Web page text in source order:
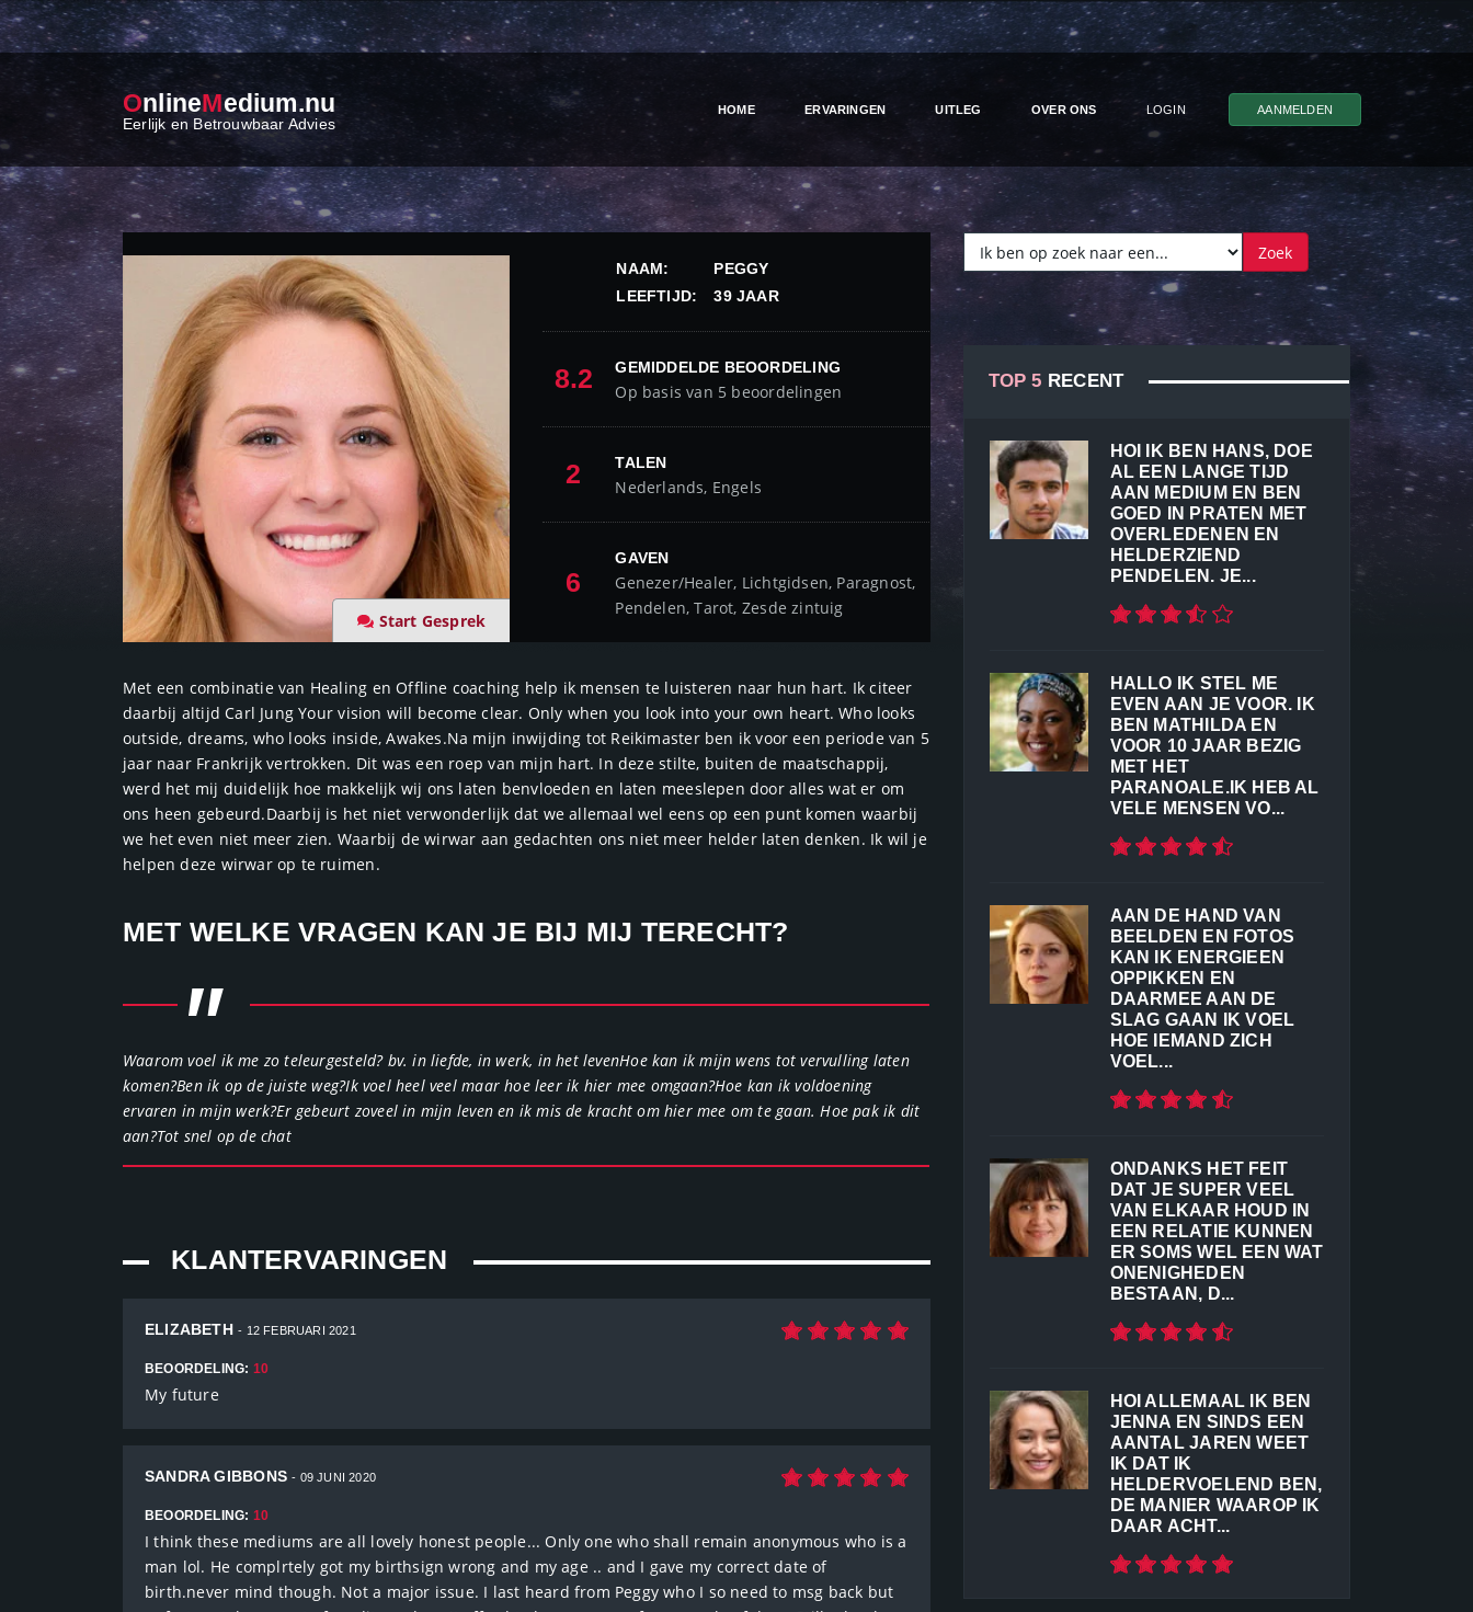
OnlineMedium.nu
Eerlijk en Betrouwbaar Advies
HOME ERVARINGEN UITLEG OVER ONS LOGIN AANMELDEN
Start Gesprek
NAAM:
PEGGY
LEEFTIJD:
39 JAAR
8.2 GEMIDDELDE BEOORDELING
Op basis van 5 beoordelingen
2 TALEN
Nederlands, Engels
6
GAVEN
Genezer/Healer, Lichtgidsen, Paragnost,
Pendelen, Tarot, Zesde zintuig
Met een combinatie van Healing en Offline coaching help ik mensen te luisteren naar hun hart. Ik citeer
daarbij altijd Carl Jung Your vision will become clear. Only when you look into your own heart. Who looks
outside, dreams, who looks inside, Awakes.Na mijn inwijding tot Reikimaster ben ik voor een periode van 5
jaar naar Frankrijk vertrokken. Dit was een roep van mijn hart. In deze stilte, buiten de maatschappij,
werd het mij duidelijk hoe makkelijk wij ons laten benvloeden en laten meeslepen door alles wat er om
ons heen gebeurd.Daarbij is het niet verwonderlijk dat we allemaal wel eens op een punt komen waarbij
we het even niet meer zien. Waarbij de wirwar aan gedachten ons niet meer helder laten denken. Ik wil je
helpen deze wirwar op te ruimen.
MET WELKE VRAGEN KAN JE BIJ MIJ TERECHT?
"
Waarom voel ik me zo teleurgesteld? bv. in liefde, in werk, in het levenHoe kan ik mijn wens tot vervulling laten
komen?Ben ik op de juiste weg?Ik voel heel veel maar hoe leer ik hier mee omgaan?Hoe kan ik voldoening
ervaren in mijn werk?Er gebeurt zoveel in mijn leven en ik mis de kracht om hier mee om te gaan. Hoe pak ik dit
aan?Tot snel op de chat
KLANTERVARINGEN
ELIZABETH- 12 FEBRUARI 2021
BEOORDELING: 10
My future
SANDRA GIBBONS- 09 JUNI 2020
BEOORDELING: 10
I think these mediums are all lovely honest people... Only one who shall remain anonymous who is a
man lol. He complrtely got my birthsign wrong and my age .. and I gave my correct date of
birth.never mind though. Not a major issue. I last heard from Peggy who I so need to msg back but
TOP 5 RECENT
HOI IK BEN HANS, DOE
AL EEN LANGE TIJD
AAN MEDIUM EN BEN
GOED IN PRATEN MET
OVERLEDENEN EN
HELDERZIEND
PENDELEN. JE...
HALLO IK STEL ME
EVEN AAN JE VOOR. IK
BEN MATHILDA EN
VOOR 10 JAAR BEZIG
MET HET
PARANOALE.IK HEB AL
VELE MENSEN VO...
AAN DE HAND VAN
BEELDEN EN FOTOS
KAN IK ENERGIEEN
OPPIKKEN EN
DAARMEE AAN DE
SLAG GAAN IK VOEL
HOE IEMAND ZICH
VOEL...
ONDANKS HET FEIT
DAT JE SUPER VEEL
VAN ELKAAR HOUD IN
EEN RELATIE KUNNEN
ER SOMS WEL EEN WAT
ONENIGHEDEN
BESTAAN, D...
HOI ALLEMAAL IK BEN
JENNA EN SINDS EEN
AANTAL JAREN WEET
IK DAT IK
HELDERVOELEND BEN,
DE MANIER WAAROP IK
DAAR ACHT...